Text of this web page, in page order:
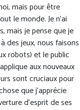
mais pour être
le monde. Je n’ai
mais je pense que je
des jeux, nous faisons
robots) et le public
aux nouveaux
sont cruciaux pour
que j’apprécie
d’esprit de ses